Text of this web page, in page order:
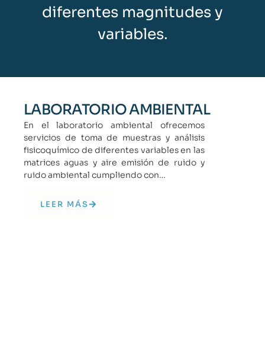
diferentes magnitudes y
variables.
LABORATORIO AMBIENTAL
En el laboratorio ambiental ofrecemos
servicios de toma de muestras y análisis
fisicoquímico de diferentes variables en las
matrices aguas y aire emisión de ruido y
ruido ambiental cumpliendo con…
LEER MÁS